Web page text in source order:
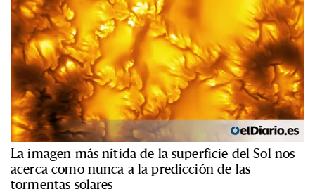
La imagen más nítida de la superficie del Sol nos
acerca como nunca a la predicción de las
tormentas solares